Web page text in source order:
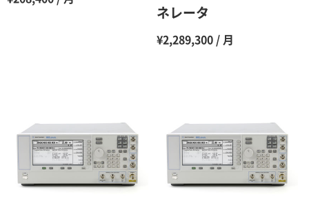
50％（割引率50％）
48％（割引率52％）
ネレータ
¥2,289,300 / 月